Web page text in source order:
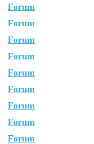
Forum
Forum
Forum
Forum
Forum
Forum
Forum
Forum
Forum